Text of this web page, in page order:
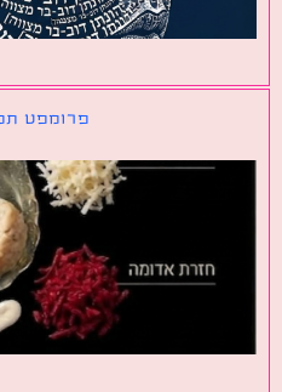
פרומפט תמונת